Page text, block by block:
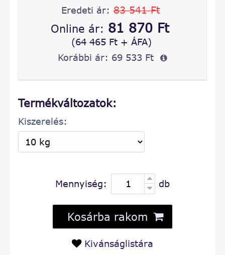
Eredeti ár: 83 541 Ft
Online ár: 81 870 Ft
(64 465 Ft + ÁFA)
Korábbi ár: 69 533 Ft
Termékváltozatok:
Kiszerelés:
Mennyiség: db
Kosárba rakom
Kivánságlistára